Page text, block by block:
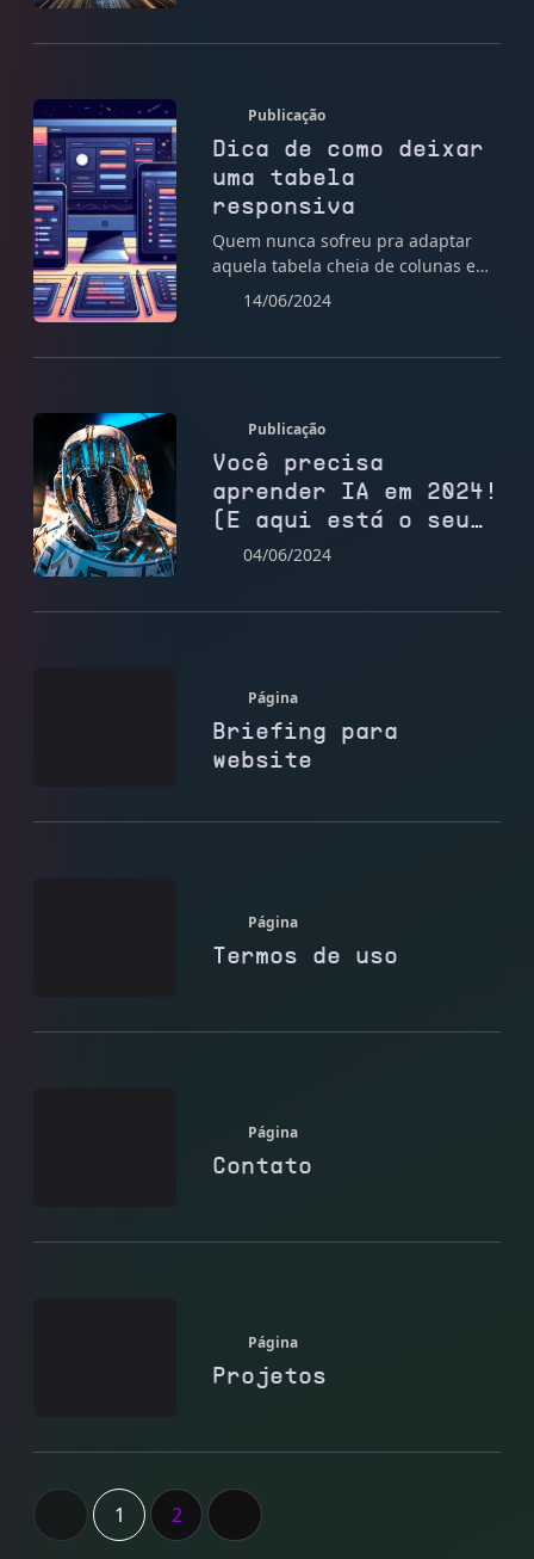
Publicação
Dica de como deixar
uma tabela
responsiva
Quem nunca sofreu pra adaptar
aquela tabela cheia de colunas em
telas menores?! Hoje eu vou
14/06/2024
Publicação
Você precisa
aprender IA em 2024!
(E aqui está o seu
roteiro)
04/06/2024
Página
Briefing para
website
Página
Termos de uso
Página
Contato
Página
Projetos
1 2